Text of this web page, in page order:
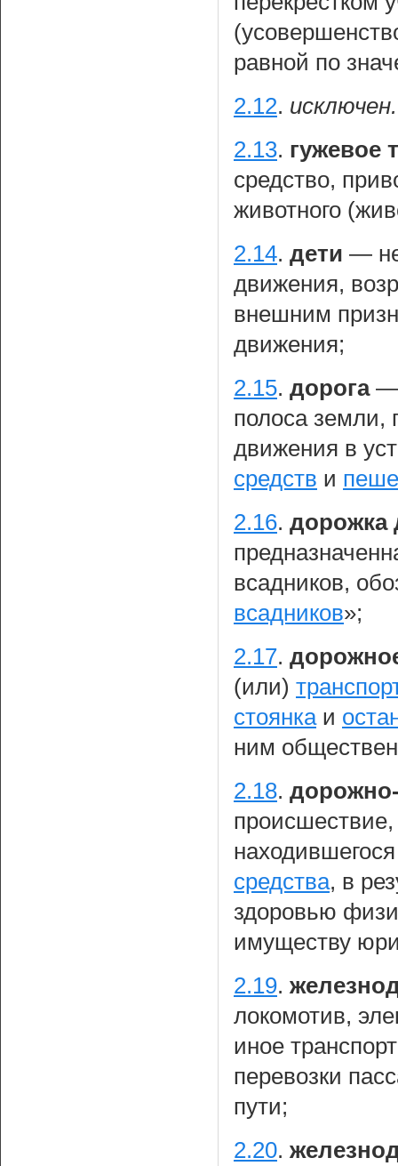
равной по
2.12. исключен.
2.13. гужевое
средство,
животного
2.14. дети —
движения,
внешним
движения;
2.15. дорога—
полоса земли,
движения в
средств и
2.16. дорожка
всадников,
всадников»;
2.17.
(или)
стоянка и
ним
2.18.
средства, в
здоровью
имуществу
2.19.
локомотив,
иное
перевозки
пути;
2.20.